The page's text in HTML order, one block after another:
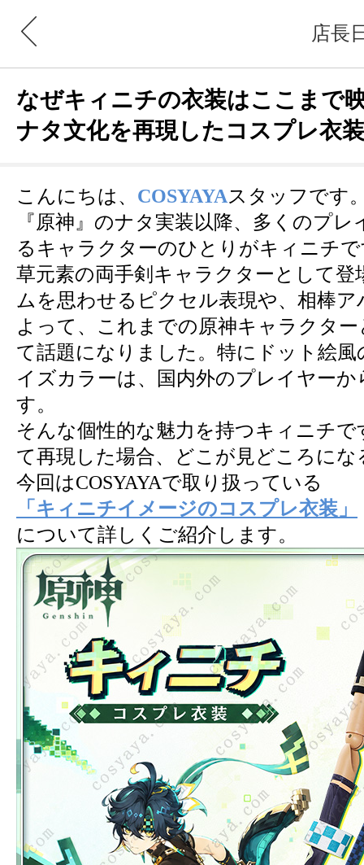
店長
なぜキィニチの衣装はここまで
ナタ文化を再現したコスプレ衣
こんにちは、 COSYAYAスタッフです
『原神』のナタ実装以降、多くのプ
るキャラクターのひとりがキィニチ
草元素の両手剣キャラクターとして
ムを思わせるピクセル表現や、相棒
よって、これまでの原神キャラクタ
て話題になりました。特にドット絵
イズカラーは、国内外のプレイヤー
す。
そんな個性的な魅力を持つキィニチ
て再現した場合、どこが見どころに
今回はCOSYAYAで取り扱っている
「キィニチイメージのコスプレ衣装」
について詳しくご紹介します。